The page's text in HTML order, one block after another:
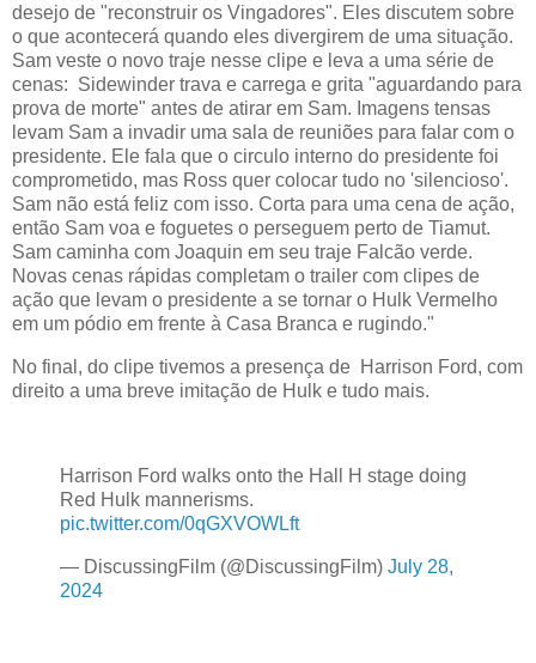
desejo de "reconstruir os Vingadores". Eles discutem sobre
o que acontecerá quando eles divergirem de uma situação.
Sam veste o novo traje nesse clipe e leva a uma série de
cenas: Sidewinder trava e carrega e grita "aguardando para
prova de morte" antes de atirar em Sam. Imagens tensas
levam Sam a invadir uma sala de reuniões para falar com o
presidente. Ele fala que o circulo interno do presidente foi
comprometido, mas Ross quer colocar tudo no 'silencioso'.
Sam não está feliz com isso. Corta para uma cena de ação,
então Sam voa e foguetes o perseguem perto de Tiamut.
Sam caminha com Joaquin em seu traje Falcão verde.
Novas cenas rápidas completam o trailer com clipes de
ação que levam o presidente a se tornar o Hulk Vermelho
em um pódio em frente à Casa Branca e rugindo."
No final, do clipe tivemos a presença de Harrison Ford, com
direito a uma breve imitação de Hulk e tudo mais.
Harrison Ford walks onto the Hall H stage doing
Red Hulk mannerisms.
pic.twitter.com/0qGXVOWLft
— DiscussingFilm (@DiscussingFilm) July 28,
2024